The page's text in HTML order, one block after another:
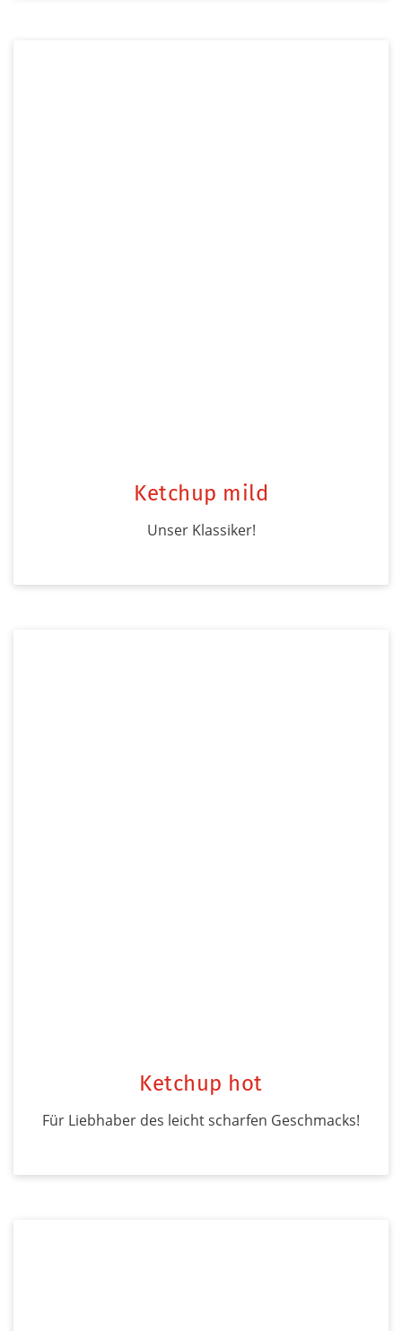
Ketchup mild
Unser Klassiker!
Ketchup hot
Für Liebhaber des leicht scharfen Geschmacks!